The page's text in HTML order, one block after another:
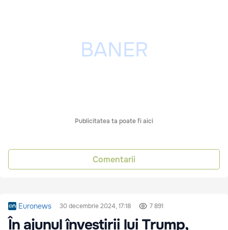
Publicitatea ta poate fi aici
Comentarii
Euronews 30 decembrie 2024, 17:18 7 891
În ajunul învestirii lui Trump,